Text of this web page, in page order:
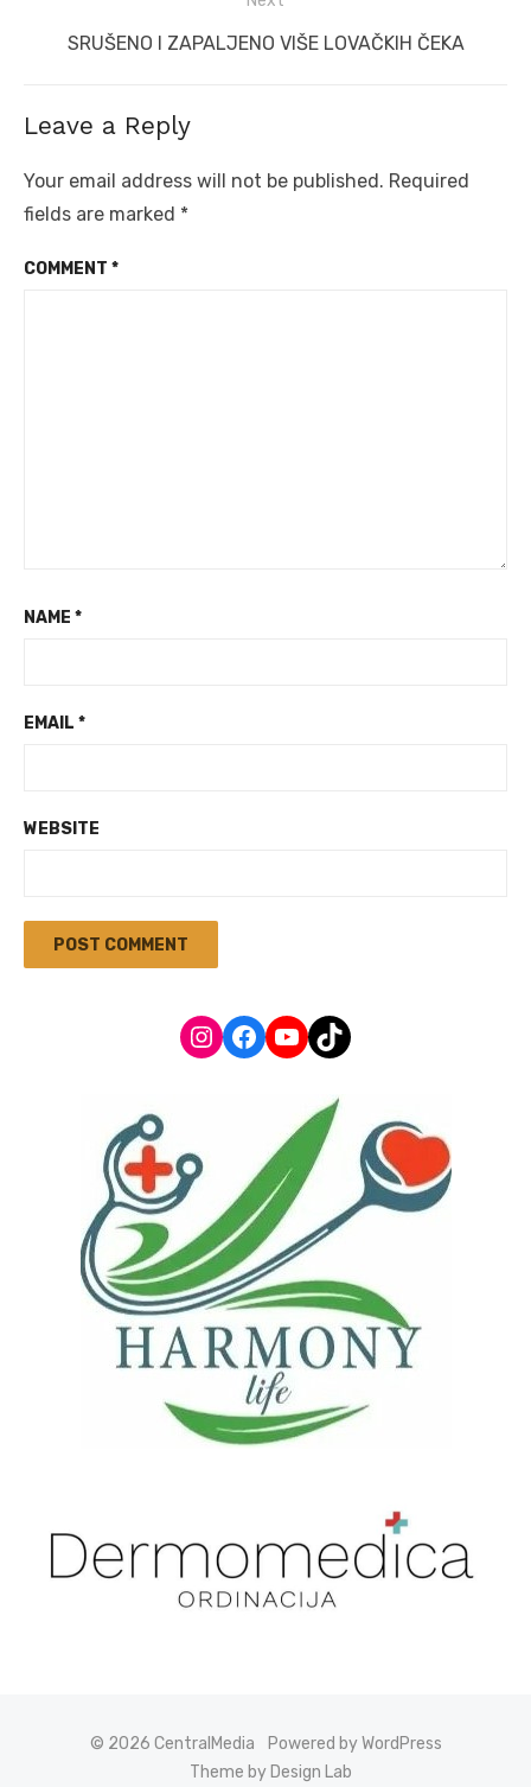
Next
SRUŠENO I ZAPALJENO VIŠE LOVAČKIH ČEKA
Leave a Reply
Your email address will not be published. Required
fields are marked *
COMMENT *
NAME *
EMAIL *
WEBSITE
Instagram
Facebook
YouTube
TikTok
© 2026 CentralMedia
Powered by WordPress
Theme by Design Lab